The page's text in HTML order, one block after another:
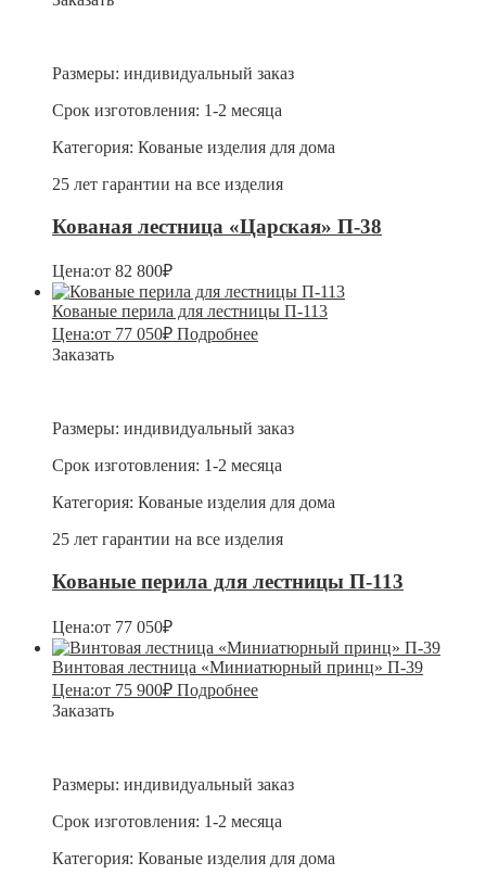
Размеры: индивидуальный заказ
Срок изготовления: 1-2 месяца
Категория: Кованые изделия для дома
25 лет гарантии на все изделия
Кованая лестница «Царская» П-38
Цена:от 82 800₽
Кованые перила для лестницы П-113
Цена:от 77 050₽ Подробнее
Заказать
Размеры: индивидуальный заказ
Срок изготовления: 1-2 месяца
Категория: Кованые изделия для дома
25 лет гарантии на все изделия
Кованые перила для лестницы П-113
Цена:от 77 050₽
Винтовая лестница «Миниатюрный принц» П-39
Цена:от 75 900₽ Подробнее
Заказать
Размеры: индивидуальный заказ
Срок изготовления: 1-2 месяца
Категория: Кованые изделия для дома